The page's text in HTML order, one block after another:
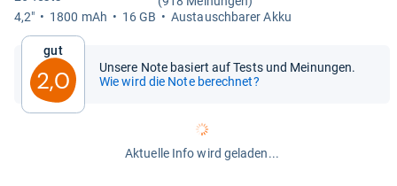
4,2"
1800 mAh 16 GB Aus­tausch­ba­rer Akku
Gut
2,0
Unsere Note basiert auf Tests und Meinungen.
Wie wird die Note berechnet?
Aktuelle Info wird geladen...